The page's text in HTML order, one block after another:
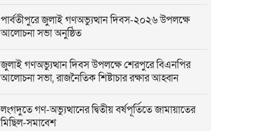
পার্বতীপুরে জুলাই গণঅভ্যুত্থান দিবস-২০২৬ উপলক্ষে
আলোচনা সভা অনুষ্ঠিত
জুলাই গণঅভ্যুত্থান দিবস উপলক্ষে শেরপুরে বিএনপির
আলোচনা সভা, রাজনৈতিক শিষ্টাচার রক্ষার আহ্বান
লংগদুতে গণ-অভ্যুত্থানের দ্বিতীয় বর্ষপূর্তিতে জামায়াতের
মিছিল-সমাবেশ